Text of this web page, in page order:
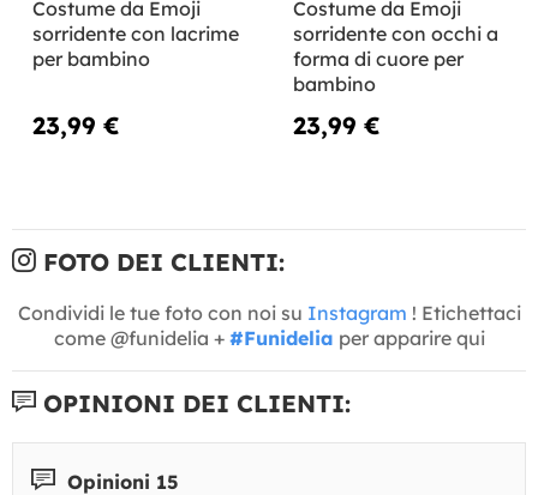
Costume da Emoji
sorridente con lacrime
per bambino
23,99 €
Costume da Emoji
sorridente con occhi a
forma di cuore per
bambino
23,99 €
FOTO DEI CLIENTI:
Condividi le tue foto con noi su Instagram ! Etichettaci
come @funidelia + #Funidelia per apparire qui
OPINIONI DEI CLIENTI:
Opinioni 15